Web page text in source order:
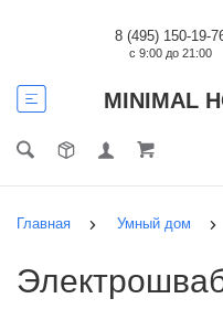
MINIMAL
8 (495) 150-19-
с 9:00 до 21:00
Главная Умный дом